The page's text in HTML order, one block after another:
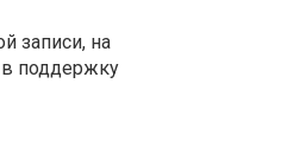
записи, на
в поддержку